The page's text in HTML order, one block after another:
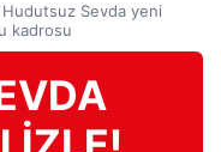
Hudutsuz Sevda yeni
kadrosu